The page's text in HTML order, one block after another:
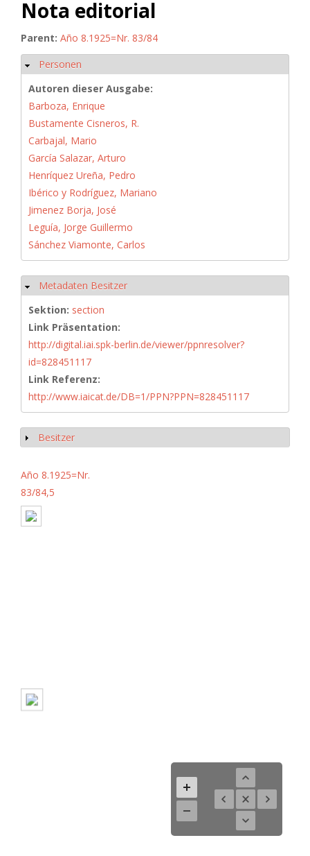
Nota editorial
Parent: Año 8.1925=Nr. 83/84
Hide
Personen
Autoren dieser Ausgabe:
Barboza, Enrique
Bustamente Cisneros, R.
Carbajal, Mario
García Salazar, Arturo
Henríquez Ureña, Pedro
Ibérico y Rodríguez, Mariano
Jimenez Borja, José
Leguía, Jorge Guillermo
Sánchez Viamonte, Carlos
Hide
Metadaten Besitzer
Sektion: section
Link Präsentation:
http://digital.iai.spk-berlin.de/viewer/ppnresolver?
id=828451117
Link Referenz:
http://www.iaicat.de/DB=1/PPN?PPN=828451117
Show
Besitzer
Año 8.1925=Nr.
83/84,5